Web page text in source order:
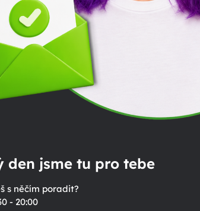
den jsme tu pro tebe
s něčím poradit?
- 20:00